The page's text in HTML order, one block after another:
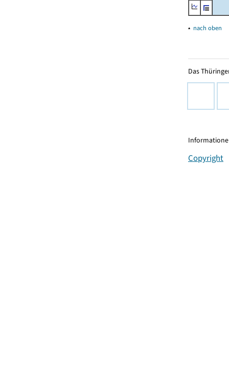
▴ nach oben
Das
Copyright